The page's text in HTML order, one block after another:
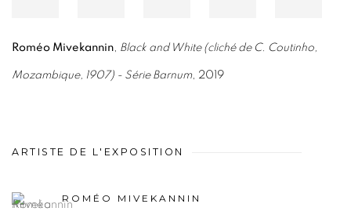
Roméo Mivekannin Black and White (cliché de C. Coutinho,
Mozambique, 1907) - Série Barnum, 2019
ARTISTE DE L'EXPOSITION
ROMÉO MIVEKANNIN